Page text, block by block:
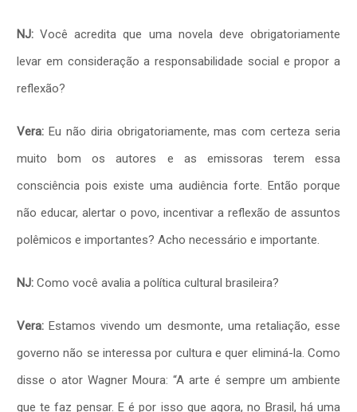
NJ:Você acredita que uma novela deve obrigatoriamente
levar em consideração a responsabilidade social e propor a
reflexão?
Vera: Eu não diria obrigatoriamente, mas com certeza seria
muito bom os autores e as emissoras terem essa
consciência pois existe uma audiência forte. Então porque
não educar, alertar o povo, incentivar a reflexão de assuntos
polêmicos e importantes? Acho necessário e importante.
NJ: Como você avalia a política cultural brasileira?
Vera: Estamos vivendo um desmonte, uma retaliação, esse
governo não se interessa por cultura e quer eliminá-la. Como
disse o ator Wagner Moura: “A arte é sempre um ambiente
que te faz pensar. E é por isso que agora, no Brasil, há uma